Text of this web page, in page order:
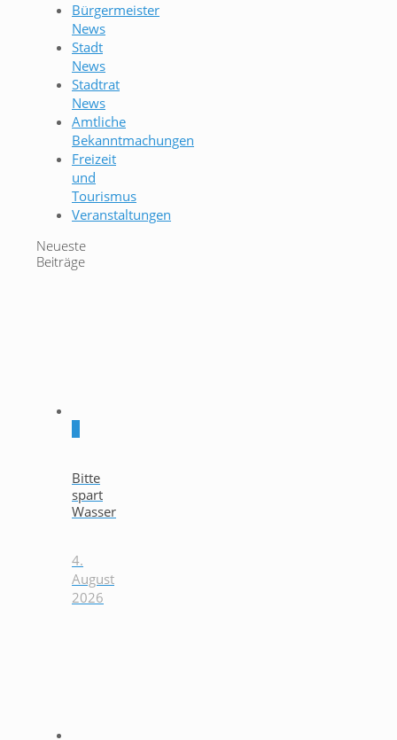
Bürgermeister
News
Stadt
News
Stadtrat
News
Amtliche
Bekanntmachungen
Freizeit
und
Tourismus
Veranstaltungen
Neueste
Beiträge
Bitte
spart
Wasser
4.
August
2026